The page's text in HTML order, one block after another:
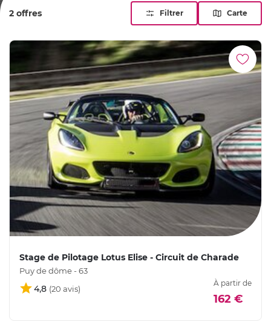
2 offres Filtrer Carte
Stage de Pilotage Lotus Elise - Circuit de Charade
Puy de dôme - 63
4,8
À partir de
162 €